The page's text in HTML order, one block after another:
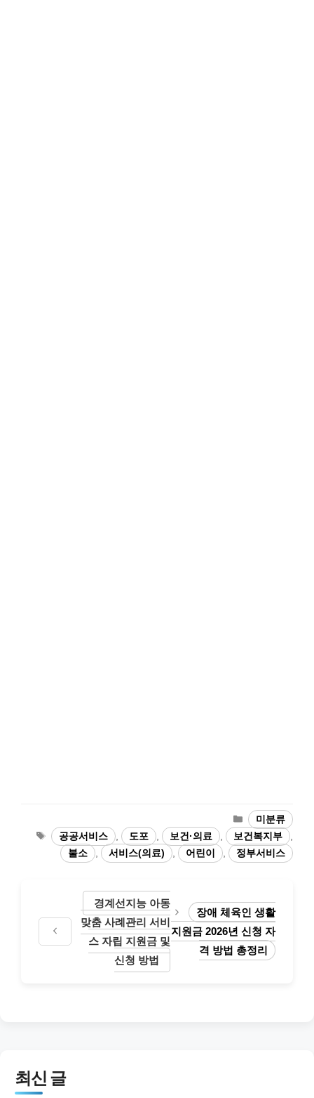
카
테
고
리
미분류
태
그
공공서비스 도포 보건·의료 보건복지부
불소
서비스(의료) 어린이 정부서비스
경계선지능 아동
맞춤 사례관리 서비
스 자립 지원금 및
신청 방법
장애 체육인 생활
지원금 2026년 신청 자
격 방법 총정리
최신 글